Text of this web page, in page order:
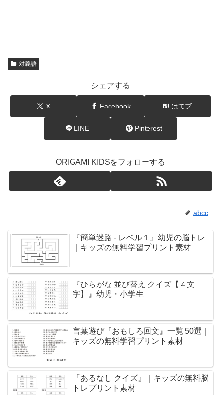
対義語
シェアする
X Facebook はてブ
LINE Pinterest
ORIGAMI KIDSをフォローする
abcc
『簡単迷路 - レベル１』幼児の脳トレ
｜キッズの無料学習プリント素材
『ひらがな 並び替え クイズ【４文
字】』幼児・小学生
言葉遊び『おもしろ回文』一覧 50選｜
キッズの無料学習プリント素材
『あるなし クイズ』｜キッズの無料脳
トレプリント素材